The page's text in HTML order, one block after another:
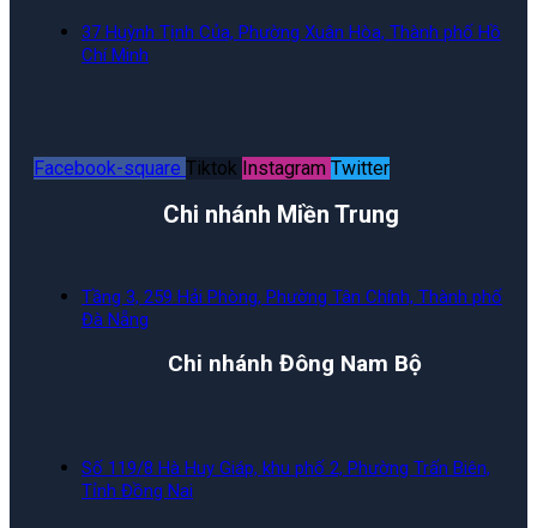
37 Huỳnh Tịnh Của, Phường Xuân Hòa, Thành phố Hồ
Chí Minh
Facebook-square Tiktok Instagram Twitter
Chi nhánh Miền Trung
Tầng 3, 259 Hải Phòng, Phường Tân Chính, Thành phố
Đà Nẵng
Chi nhánh Đông Nam Bộ
Số 119/8 Hà Huy Giáp, khu phố 2, Phường Trấn Biên,
Tỉnh Đồng Nai